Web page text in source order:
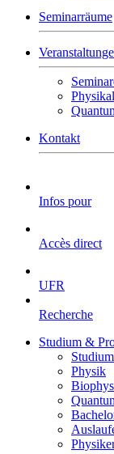
Seminarräume
Kontakt
Infos pour
Accès direct
UFR
Recherche
Studium &
Physik